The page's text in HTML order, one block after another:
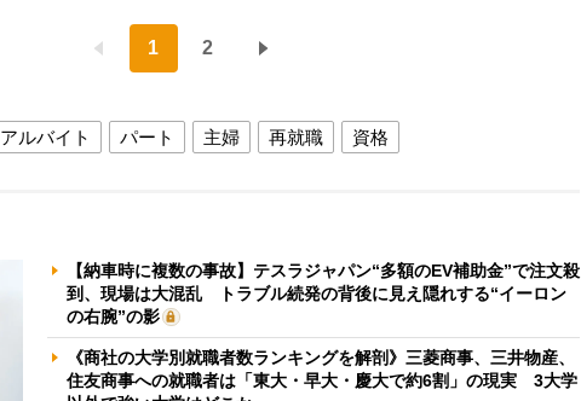
1 2
アルバイト パート 主婦 再就職 資格
【納車時に複数の事故】テスラジャパン“多額のEV補助金”で注文殺
到、現場は大混乱 トラブル続発の背後に見え隠れする“イーロン
の右腕”の影
《商社の大学別就職者数ランキングを解剖》三菱商事、三井物産、
住友商事への就職者は「東大・早大・慶大で約6割」の現実 3大学